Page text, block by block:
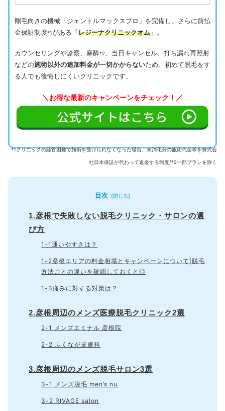
剛毛向きの機械「ジェントルマックスプロ」を完備し、さらに前払
金保証制度*1がある「レジーナクリニックオム 」。
カウンセリングや診察、麻酔*2
、当日キャンセル、打ち漏れ再照射
などの施術以外の追加料金が一切かからないため、初めて脱毛をす
る人でも後悔しにくいクリニックです。
＼お得な最新のキャンペーンをチェック！／
*1クリニックの経営困難で施術を受けられなくなった場合、未消化分の施術代金等を株式会
社日本保証が代わって返金する制度/*2一部プランを除く
目次
1.彦根で失敗しない脱毛クリニック・サロンの選
び方
1-1通いやすさは？
1-2彦根エリアの料金相場とキャンペーンについて|脱毛
方法ごとの違いを確認しておくと◎
1-3痛みに対する対策は？
2.彦根周辺のメンズ医療脱毛クリニック2選
2-1 メンズエミナル 彦根院
2-2 ふくなが皮膚科
3.彦根周辺のメンズ脱毛サロン3選
3-1 メンズ脱毛 men’s nu
3-2 RIVAGE salon